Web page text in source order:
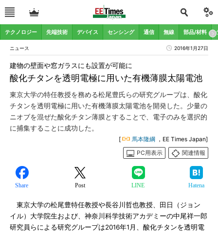
テクノロジー 先端技術 デバイス センシング 通信 無線 部品/材料
ニュース 2016年1月27日
酸化チタンを透明電極に用いた有機薄膜太陽電池
建物の壁面や窓ガラスにも設置が可能に
東京大学の特任教授を務める松尾豊氏らの研究グループは、酸化
チタンを透明電極に用いた有機薄膜太陽電池を開発した。少量の
ニオブを混ぜた酸化チタン薄膜とすることで、電子のみを選択的
に捕集することに成功した。
[ 馬本隆綱 ，EE Times Japan]
PC用表示
関連情報
Share Post LINE Hatena
東京大学の松尾豊特任教授や長谷川哲也教授、田日（ジョン
イル）大学院生および、神奈川科学技術アカデミーの中尾祥一郎
研究員らによる研究グループは2016年1月、酸化チタンを透明電